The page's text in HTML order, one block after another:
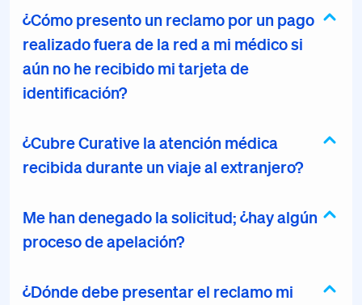
¿Cómo presento un reclamo por un pago
realizado fuera de la red a mi médico si
aún no he recibido mi tarjeta de
identificación?
¿Cubre Curative la atención médica
recibida durante un viaje al extranjero?
Me han denegado la solicitud; ¿hay algún
proceso de apelación?
¿Dónde debe presentar el reclamo mi